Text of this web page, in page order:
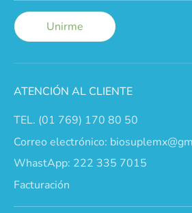
Unirme
ATENCIÓN AL CLIENTE
TEL. (01 769) 170 80 50
Correo electrónico:
WhastApp: 222 335 7015
Facturación